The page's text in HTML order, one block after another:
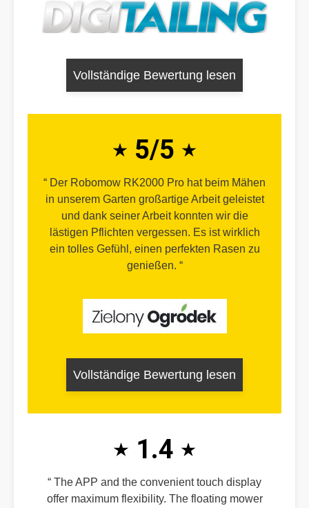
Vollständige Bewertung lesen
5/5
Der Robomow RK2000 Pro hat beim Mähen
in unserem Garten großartige Arbeit geleistet
und dank seiner Arbeit konnten wir die
lästigen Pflichten vergessen. Es ist wirklich
ein tolles Gefühl, einen perfekten Rasen zu
genießen.
Vollständige Bewertung lesen
1.4
The APP and the convenient touch display
offer maximum flexibility. The floating mower